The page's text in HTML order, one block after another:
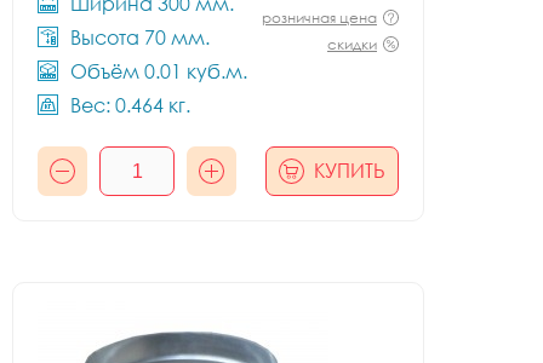
Высота 70 мм.
Объём 0.01 куб.м.
Вес: 0.464 кг.
розничная цена
скидки
КУПИТЬ